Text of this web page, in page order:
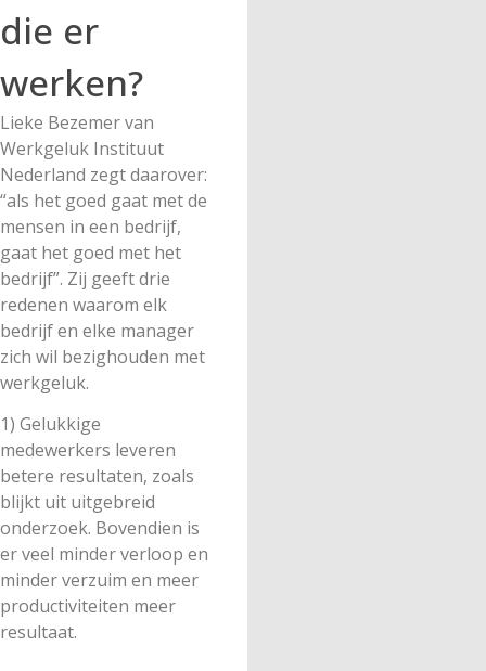
die er
werken?
Lieke Bezemer van
Werkgeluk Instituut
Nederland zegt daarover:
“als het goed gaat met de
mensen in een bedrijf,
gaat het goed met het
bedrijf”. Zij geeft drie
redenen waarom elk
bedrijf en elke manager
zich wil bezighouden met
werkgeluk.
1) Gelukkige
medewerkers leveren
betere resultaten, zoals
blijkt uit uitgebreid
onderzoek. Bovendien is
er veel minder verloop en
minder verzuim en meer
productiviteiten meer
resultaat.